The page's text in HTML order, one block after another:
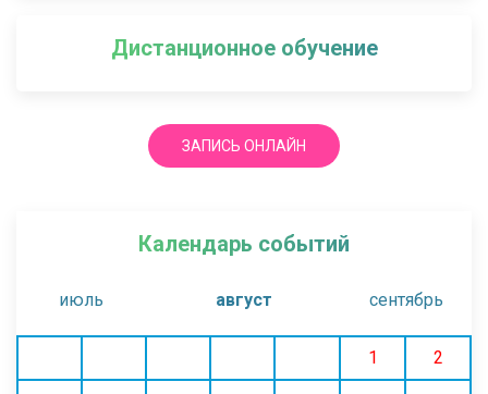
Дистанционное обучение
ЗАПИСЬ ОНЛАЙН
Календарь событий
июль август сентябрь
1 2